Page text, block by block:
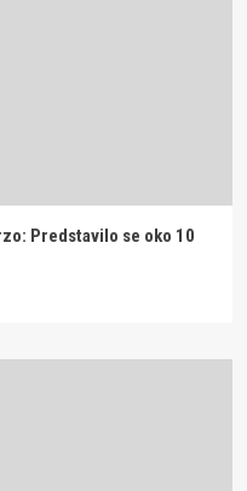
Predstavilo se oko 10